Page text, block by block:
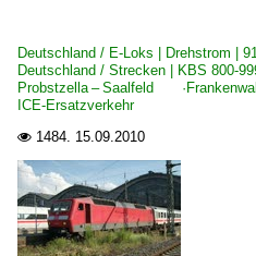
Deutschland / E-Loks | Drehstrom |
Deutschland / Strecken | KBS 800-
Probstzella – Saalfeld
ICE-Ersatzverkehr
 1484. 15.09.2010